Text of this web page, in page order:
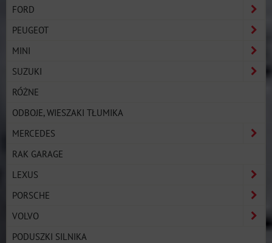
FORD
PEUGEOT
MINI
SUZUKI
RÓŻNE
ODBOJE, WIESZAKI TŁUMIKA
MERCEDES
RAK GARAGE
LEXUS
PORSCHE
VOLVO
PODUSZKI SILNIKA